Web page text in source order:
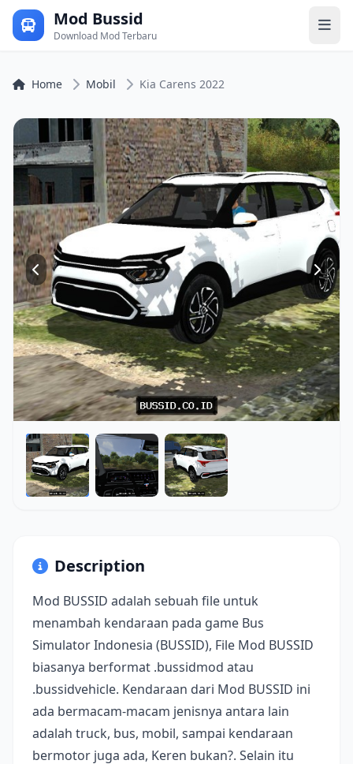
Mod Bussid
Download Mod Terbaru
Home Mobil Kia Carens 2022
Description
Mod BUSSID adalah sebuah file untuk
menambah kendaraan pada game Bus
Simulator Indonesia (BUSSID), File Mod BUSSID
biasanya berformat .bussidmod atau
.bussidvehicle. Kendaraan dari Mod BUSSID ini
ada bermacam-macam jenisnya antara lain
adalah truck, bus, mobil, sampai kendaraan
bermotor juga ada, Keren bukan?. Selain itu